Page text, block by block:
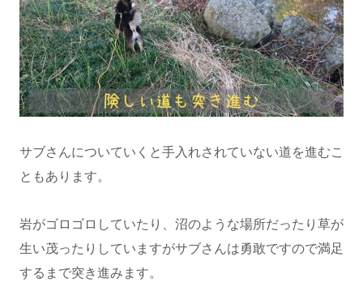
サブさんについていくと手入れされていない道を進むこ
ともあります。
岩がゴロゴロしていたり、沼のような場所だったり草が
生い茂ったりしていますがサブさんは勇敢ですので満足
するまで突き進みます。